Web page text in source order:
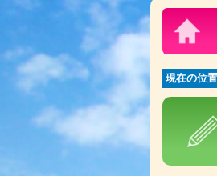
現在の位置